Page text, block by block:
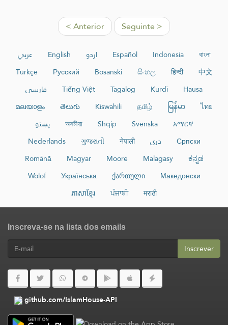
< Anterior Seguinte >
عربي English اردو Español Indonesia
বাংলা
Türkçe
Русский Bosanski සිංහල हिन्दी
中文
فارسی
Tiếng Việt Tagalog Kurdî
Hausa
മലയാളം
తెలుగు Kiswahili தமிழ் မြန်မာ
ไทย
پښتو
অসমীয়া Shqip Svenska
አማርኛ
Nederlands
ગુજરાતી नेपाली دری
Српски
Română
Magyar Moore Malagasy
ಕನ್ನಡ
Wolof
Українська ქართული
Македонски
ភាសាខ្មែរ
ਪੰਜਾਬੀ मराठी
Inscreva-se na lista dos emails
Inscrever
github.com/IslamHouse-API